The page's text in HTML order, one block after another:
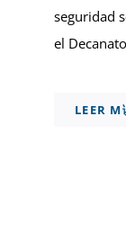
seguridad
el
LEER M